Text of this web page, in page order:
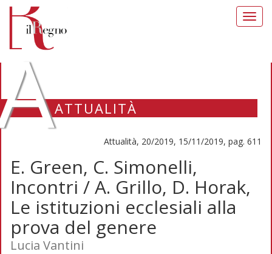
ATTUALITÀ
Attualità, 20/2019, 15/11/2019, pag. 611
E. Green, C. Simonelli,
Incontri / A. Grillo, D. Horak,
Le istituzioni ecclesiali alla
prova del genere
Lucia Vantini